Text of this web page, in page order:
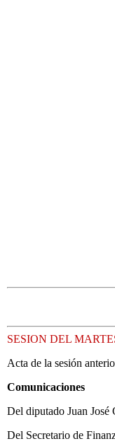
SESION DEL
Acta de la sesión
Comunicaciones
Del diputado Juan José
Del Secretario de